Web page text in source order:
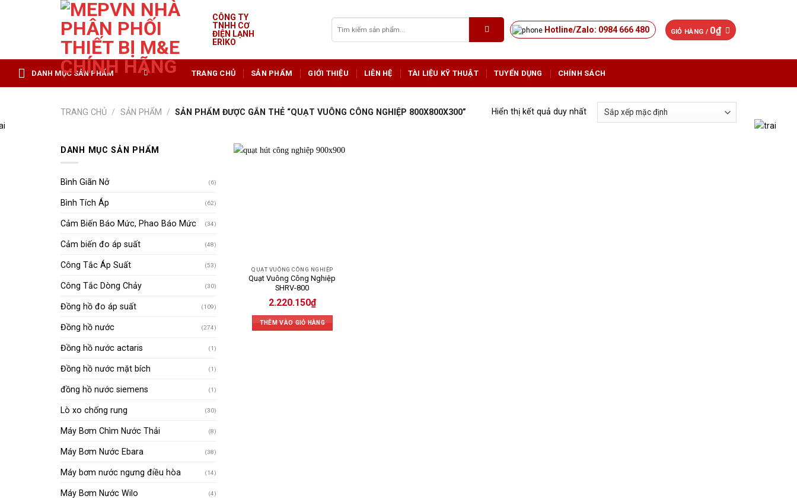
CÔNG TY
TNHH CƠ
ĐIỆN LẠNH
ERIKO
kiếm:
Hotline/Zalo: 0984 666 480 GIỎ HÀNG / 0₫
DANH MỤC SẢN PHẨM TRANG CHỦ SẢN PHẨM GIỚI THIỆU LIÊN HỆ TÀI LIỆU KỸ THUẬT TUYỂN DỤNG CHÍNH SÁCH
TRANG CHỦ / SẢN PHẨM / SẢN PHẨM ĐƯỢC GẮN THẺ “QUẠT VUÔNG CÔNG NGHIỆP 800X800X300” Hiển thị kết quả duy nhất
DANH MỤC SẢN PHẨM
Bình Giãn Nở (6)
Bình Tích Áp (62)
Cảm Biến Báo Mức, Phao Báo Mức (34)
Cảm biến đo áp suất (48)
Công Tắc Áp Suất (53)
Công Tắc Dòng Chảy (30)
Đồng hồ đo áp suất (109)
Đồng hồ nước (274)
Đồng hồ nước actaris (1)
Đồng hồ nước mặt bích (1)
đồng hồ nước siemens (1)
Lò xo chống rung (30)
Máy Bơm Chìm Nước Thải (8)
Máy Bơm Nước Ebara (38)
Máy bơm nước ngưng điều hòa (14)
Máy Bơm Nước Wilo (4)
QUẠT VUÔNG CÔNG NGHIỆP
Quạt Vuông Công Nghiệp
SHRV-800
2.220.150₫
THÊM VÀO GIỎ HÀNG